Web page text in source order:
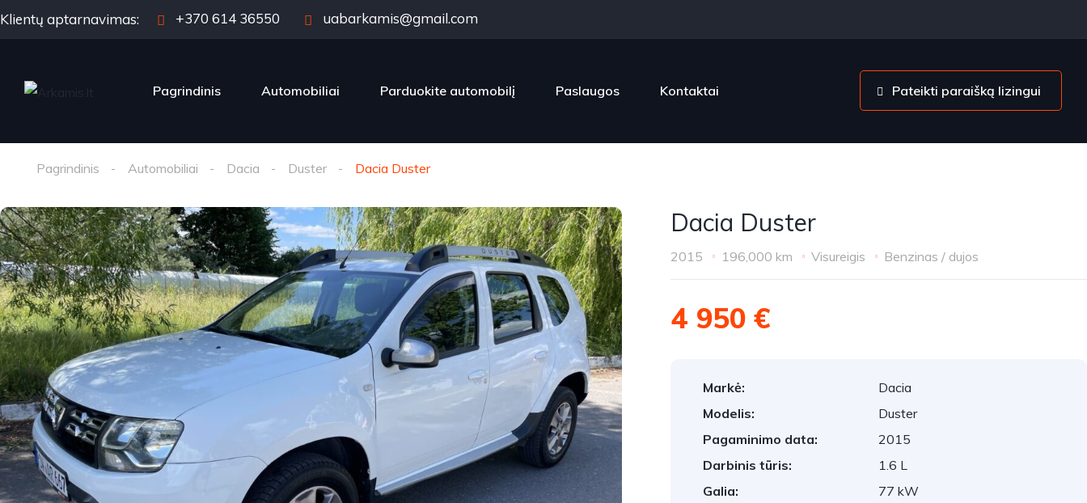
Klientų aptarnavimas: +370 614 36550 uabarkamis@gmail.com
Pagrindinis Automobiliai Parduokite automobilį Paslaugos Kontaktai Pateikti paraišką lizingui
Pagrindinis Automobiliai Dacia Duster Dacia Duster
Dacia Duster
2015 196,000 km Visureigis Benzinas / dujos
4 950 €
Markė:
Dacia
Modelis:
Duster
Pagaminimo data:
2015
Darbinis tūris:
1.6 L
Galia:
77 kW